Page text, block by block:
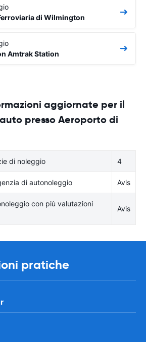
di Wilmington
Amtrak Station
aggiornate per il
presso Aeroporto di
di noleggio 4
di autonoleggio Avis
con più valutazioni
Avis
pratiche